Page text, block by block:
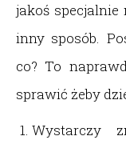
jakoś specjalnie
inny sposób.
co? To
sprawić żeby
Wystarczy